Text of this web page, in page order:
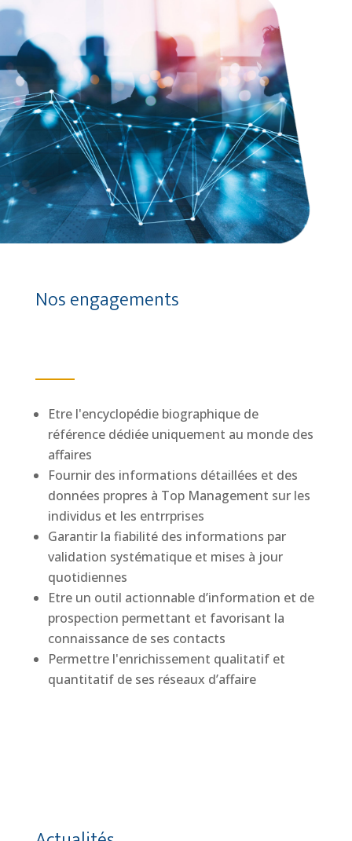
Nos engagements
Etre l'encyclopédie biographique de
référence dédiée uniquement au monde des
affaires
Fournir des informations détaillées et des
données propres à Top Management sur les
individus et les entrrprises
Garantir la fiabilité des informations par
validation systématique et mises à jour
quotidiennes
Etre un outil actionnable d’information et de
prospection permettant et favorisant la
connaissance de ses contacts
Permettre l'enrichissement qualitatif et
quantitatif de ses réseaux d’affaire